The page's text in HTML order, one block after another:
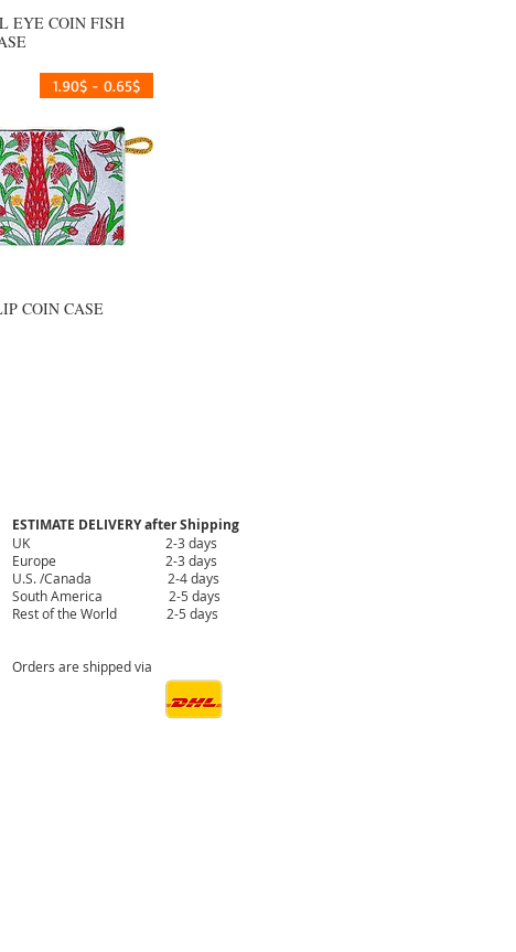
العرض السريع
EYE COIN FISH
العرض السريع
0.65$ - 1.90$
COIN CASE
ESTIMATE DELIVERY after Shipping
UK 2-3 days
Europe 2-3 days
U.S. /Canada 2-4 days
South America 2-5 days
Rest of the World 2-5 days
Orders are shipped via